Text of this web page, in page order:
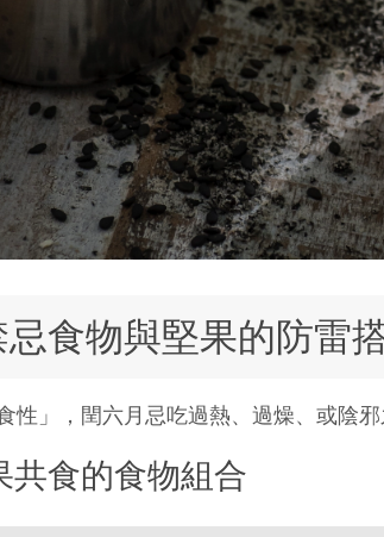
食物與堅果的防雷
性」，閏六月忌吃過熱、過燥、或陰
共食的食物組合